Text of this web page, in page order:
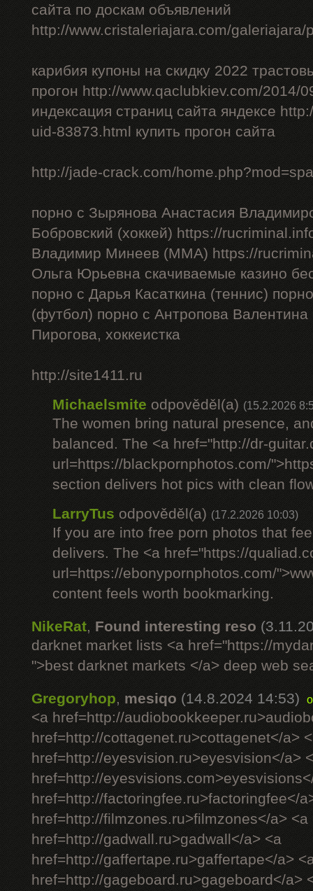
сайта по доскам объявлений
http://www.cristaleriajara.com/galeriajara/
карибия купоны на скидку 2022
прогон http://www.qaclubkiev.com/2014/
индексация страниц сайта яндексе
uid-83873.html купить прогон сайта
http://jade-crack.com/
порно с Зырянова Анастасия
Бобровский (хоккей) https://
Владимир Минеев (ММА) https://
Ольга Юрьевна скачиваемые казино
порно с Дарья Касаткина (теннис)
(футбол) порно с Антропова
Пирогова, хоккеистка
http://site1411.ru
Michaelsmite odpověděl(a) (15.2.2026
The women bring natural presence,
balanced. The <a href="http://dr-
url=https://blackpornphotos.com/
section delivers hot pics with clean
LarryTus odpověděl(a) (17.2.2026 10:03)
If you are into free porn photos that
delivers. The <a href="https://
url=https://ebonypornphotos.com/
content feels worth bookmarking.
NikeRat, Found interesting reso
darknet market lists <a href="https://
">best darknet markets </a> deep web
Gregoryhop, mesiqo (14.8.2024 14:53)
<a href=http://
href=http://cottagenet.ru>cottagenet</a>
href=http://eyesvision.ru>eyesvision</a>
href=http://
href=http://factoringfee.ru>factoringfee</
href=http://filmzones.ru>filmzones</a> <a
href=http://gadwall.ru>gadwall</a> <a
href=http://gaffertape.ru>gaffertape</a>
href=http://gageboard.ru>gageboard</a>